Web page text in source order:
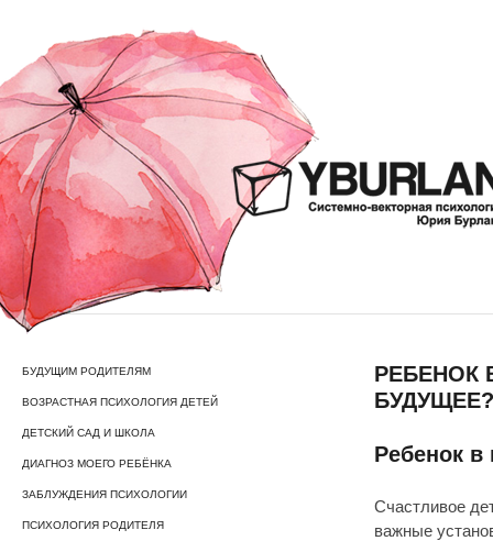
БУДУЩИМ РОДИТЕЛЯМ
ВОЗРАСТНАЯ ПСИХОЛОГИЯ ДЕТЕЙ
ДЕТСКИЙ САД И ШКОЛА
ДИАГНОЗ МОЕГО РЕБЁНКА
ЗАБЛУЖДЕНИЯ ПСИХОЛОГИИ
ПСИХОЛОГИЯ РОДИТЕЛЯ
РЕБЕНОК
Ребенок в
Счастливое
важные